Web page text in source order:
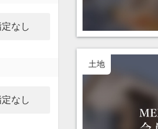
土地